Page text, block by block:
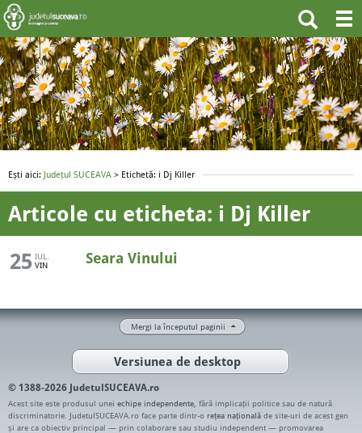
Ești aici: Județul SUCEAVA > Etichetă: i Dj Killer
Articole cu eticheta: i Dj Killer
Seara Vinului
25 IUL.
VIN
Mergi la începutul paginii
Versiunea de desktop
© 1388-2026 JudetulSUCEAVA.ro
Acest site este produsul unei echipe independente , fără implicații politice sau de natură
discriminatorie. JudetulSUCEAVA.ro face parte dintr-o rețea națională de site-uri de acest gen
și are ca obiectiv principal — prin colaborare sau studiu independent — promovarea